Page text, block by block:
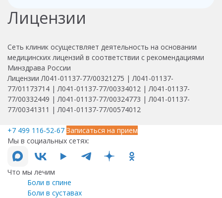
Лицензии
Сеть клиник осуществляет деятельность на основании
медицинских лицензий в соответствии с рекомендациями
Минздрава России
Лицензии Л041-01137-77/00321275 | Л041-01137-
77/01173714 | Л041-01137-77/00334012 | Л041-01137-
77/00332449 | Л041-01137-77/00324773 | Л041-01137-
77/00341311 | Л041-01137-77/00574012
+7 499 116-52-67 Записаться на прием
Мы в социальных сетях:
Что мы лечим
Боли в спине
Боли в суставах